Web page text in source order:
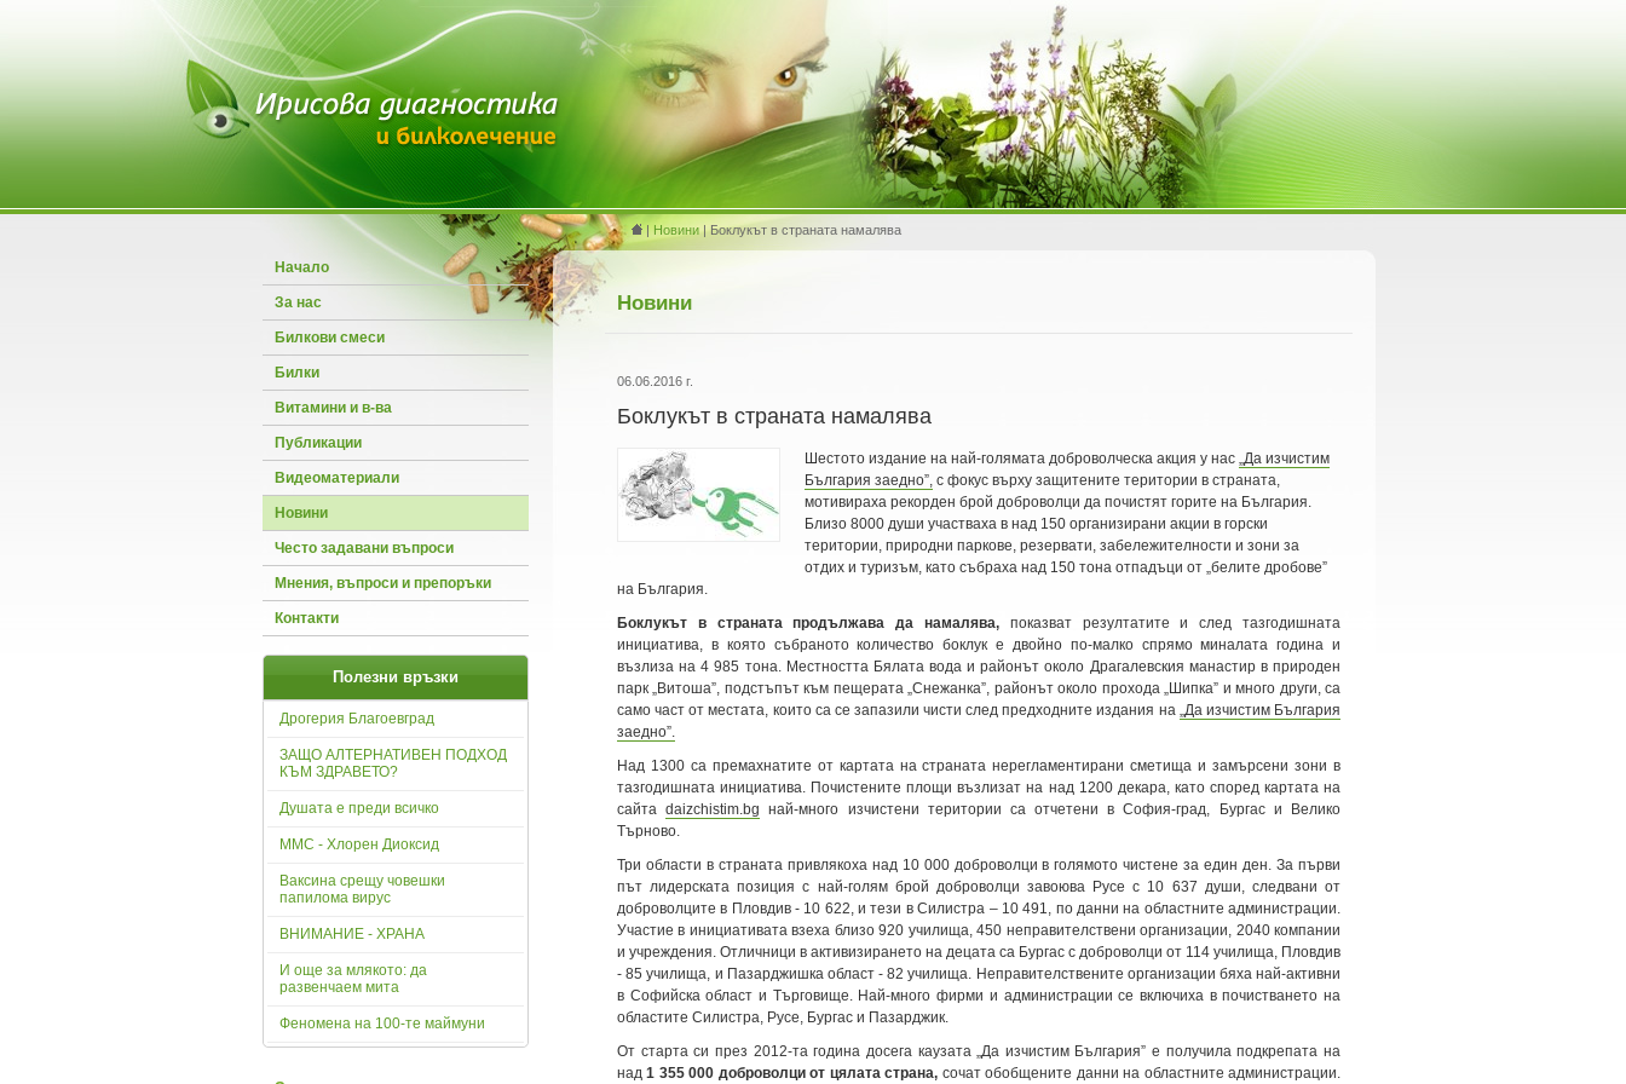
Начало
За нас
Билкови смеси
Билки
Витамини и в-ва
Публикации
Видеоматериали
Новини
Често задавани въпроси
Мнения, въпроси и препоръки
Контакти
Полезни връзки
Дрогерия Благоевград
ЗАЩО АЛТЕРНАТИВЕН ПОДХОД
КЪМ ЗДРАВЕТО?
Душата е преди всичко
ММС - Хлорен Диоксид
Ваксина срещу човешки
папилома вирус
ВНИМАНИЕ - ХРАНА
И още за млякото: да
развенчаем мита
Феномена на 100-те маймуни
|Новини | Боклукът в страната намалява
Новини
06.06.2016 г.
Боклукът в страната намалява
Шестото издание на най-голямата доброволческа акция у нас „Да изчистим
България заедно”, с фокус върху защитените територии в страната,
мотивираха рекорден брой доброволци да почистят горите на България.
Близо 8000 души участваха в над 150 организирани акции в горски
територии, природни паркове, резервати, забележителности и зони за
отдих и туризъм, като събраха над 150 тона отпадъци от „белите дробове”
на България.
Боклукът в страната продължава да намалява, показват резултатите и след тазгодишната
инициатива, в която събраното количество боклук е двойно по-малко спрямо миналата година и
възлиза на 4 985 тона. Местността Бялата вода и районът около Драгалевския манастир в природен
парк „Витоша”, подстъпът към пещерата „Снежанка”, районът около прохода „Шипка” и много други, са
само част от местата, които са се запазили чисти след предходните издания на „Да изчистим България
заедно”.
Над 1300 са премахнатите от картата на страната нерегламентирани сметища и замърсени зони в
тазгодишната инициатива. Почистените площи възлизат на над 1200 декара, като според картата на
сайтаdaizchistim.bg най-много изчистени територии са отчетени в София-град, Бургас и Велико
Търново.
Три области в страната привлякоха над 10 000 доброволци в голямото чистене за един ден. За първи
път лидерската позиция с най-голям брой доброволци завоюва Русе с 10 637 души, следвани от
доброволците в Пловдив - 10 622, и тези в Силистра – 10 491, по данни на областните администрации.
Участие в инициативата взеха близо 920 училища, 450 неправителствени организации, 2040 компании
и учреждения. Отличници в активизирането на децата са Бургас с доброволци от 114 училища, Пловдив
- 85 училища, и Пазарджишка област - 82 училища. Неправителствените организации бяха най-активни
в Софийска област и Търговище. Най-много фирми и администрации се включиха в почистването на
областите Силистра, Русе, Бургас и Пазарджик.
От старта си през 2012-та година досега каузата „Да изчистим България” е получила подкрепата на
над1 355 000 доброволци от цялата страна, сочат обобщените данни на областните администрации.